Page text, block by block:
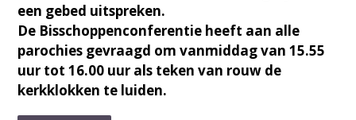
een gebed uitspreken.
De Bisschoppenconferentie heeft aan alle
parochies gevraagd om vanmiddag van 15.55
uur tot 16.00 uur als teken van rouw de
kerkklokken te luiden.